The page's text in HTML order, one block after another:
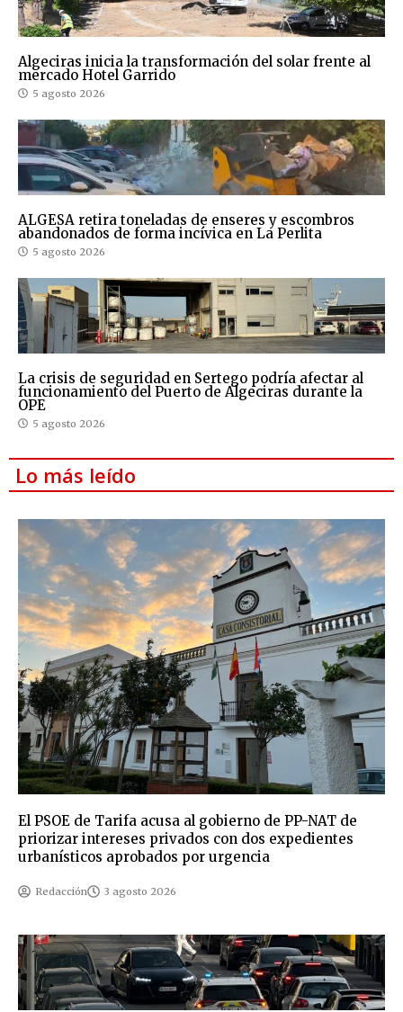
Algeciras inicia la transformación del solar frente al
mercado Hotel Garrido
5 agosto 2026
ALGESA retira toneladas de enseres y escombros
abandonados de forma incívica en La Perlita
5 agosto 2026
La crisis de seguridad en Sertego podría afectar al
funcionamiento del Puerto de Algeciras durante la
OPE
5 agosto 2026
Lo más leído
El PSOE de Tarifa acusa al gobierno de PP-NAT de
priorizar intereses privados con dos expedientes
urbanísticos aprobados por urgencia
Redacción 3 agosto 2026